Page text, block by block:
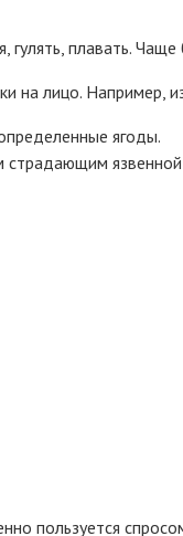
плавать.
лицо. Например,
ягоды.
пользуется